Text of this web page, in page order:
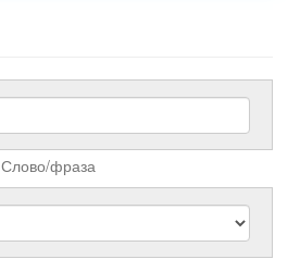
Слово/фраза